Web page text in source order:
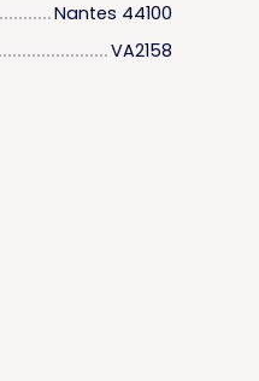
Nantes 44100
VA2158